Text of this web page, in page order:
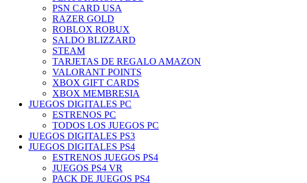
PSN CARD USA
RAZER GOLD
ROBLOX ROBUX
SALDO BLIZZARD
STEAM
TARJETAS DE REGALO AMAZON
VALORANT POINTS
XBOX GIFT CARDS
XBOX MEMBRESIA
JUEGOS DIGITALES PC
ESTRENOS PC
TODOS LOS JUEGOS PC
JUEGOS DIGITALES PS3
JUEGOS DIGITALES PS4
ESTRENOS JUEGOS PS4
JUEGOS PS4 VR
PACK DE JUEGOS PS4